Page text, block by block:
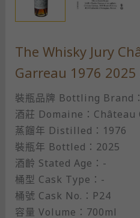
The Whisky Jury
Garreau 1976 2025
裝瓶品牌 Bottling Brand
酒莊 Domaine：Château
蒸餾年 Distilled：1976
裝瓶年 Bottled：2025
酒齡 Stated Age：-
桶型 Cask Type：-
桶號 Cask No.：P24
容量 Volume：700ml